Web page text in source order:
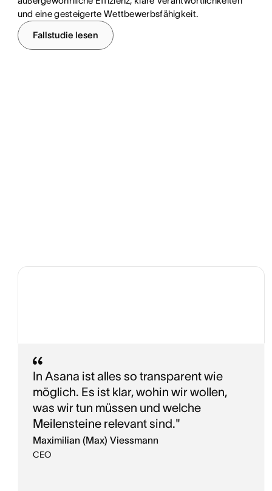
und eine gesteigerte Wettbewerbsfähigkeit.
Fallstudie lesen
In Asana ist alles so transparent wie
möglich. Es ist klar, wohin wir wollen,
was wir tun müssen und welche
Meilensteine relevant sind."
Maximilian (Max) Viessmann
CEO